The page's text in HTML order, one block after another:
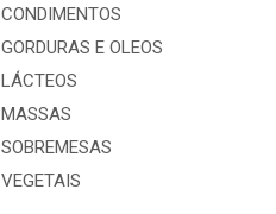
CONDIMENTOS
GORDURAS E OLEOS
LÁCTEOS
MASSAS
SOBREMESAS
VEGETAIS